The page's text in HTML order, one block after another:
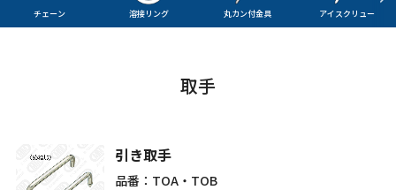
チェーン 溶接リング 丸カン付金具 アイスクリュー
取手
引き取手
品番：TOA・TOB